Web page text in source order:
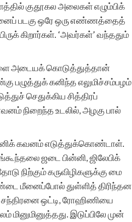
குதூகல அலைகள் எழும்பிக்
படகு ஒரே ஒரு எண்ணத்தைத்
கிறார்கள். ‘அவர்கள்’ வந்ததும்
அடையக் கொடுத்துத்தான்
பழுத்துக் கனிந்த எலுமிச்சம்பழம்
செதுக்கிய சித்திரப்
நிறைந்த உடலில், அழகு பால்
கவனம் எடுத்துக்கொண்டாள்.
ஜடை பின்னி, ஜிலேபிக்
நிற்கும் கருவிழிகளுக்கு மை
மீனைப்போல் துள்ளித் திரிந்தன
சந்திரனை ஒட்டி, ரோஹிணியை
இடுப்பிலே முன்